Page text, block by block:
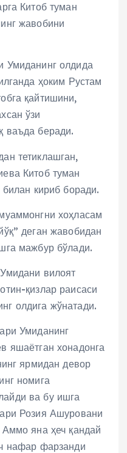
Китоб туман
жавобини
Умиданинг олдида
ҳоким Рустам
қайтишини,
ўзи
ваъда беради.
тетиклашган,
Китоб туман
билан кириб боради.
хоҳласам
деган жавобидан
мажбур бўлади.
вилоят
қизлар раисаси
олдига жўнатади.
Умиданинг
яшаётган хонадонга
ярмидан девор
номига
ва бу ишга
Розия Ашуровани
яна ҳеч қандай
нафар фарзанди